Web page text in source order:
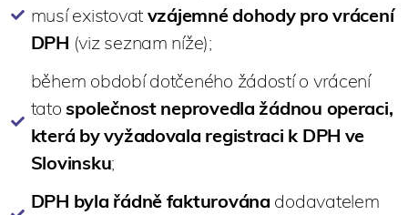
musí existovat vzájemné dohody pro vrácení
DPH (viz seznam níže);
během období dotčeného žádostí o vrácení
tatospolečnost neprovedla žádnou operaci,
která by vyžadovala registraci k DPH ve
Slovinsku;
DPH byla řádně fakturována dodavatelem